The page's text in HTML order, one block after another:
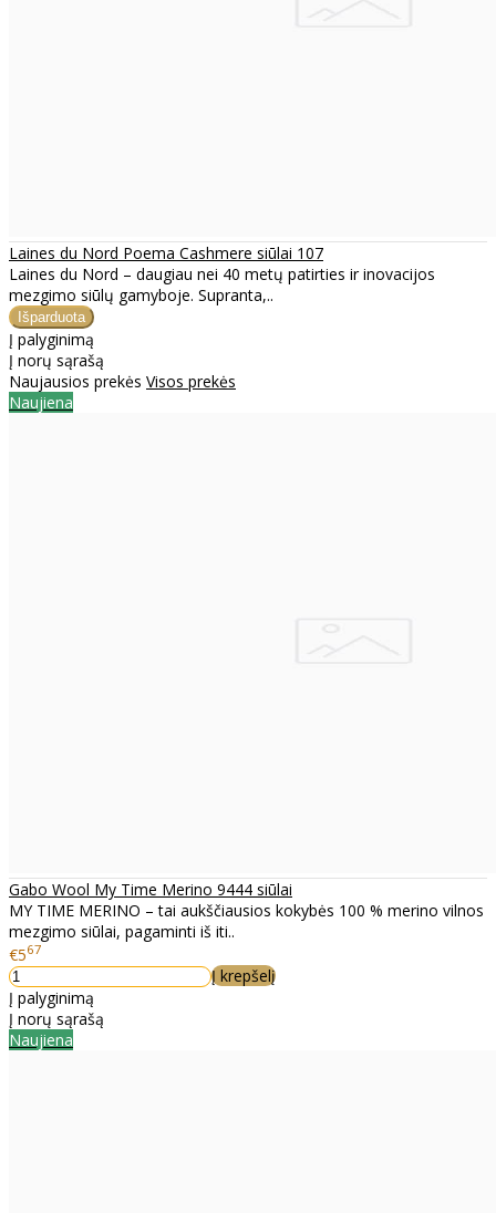
Laines du Nord Poema Cashmere siūlai 107
Laines du Nord – daugiau nei 40 metų patirties ir inovacijos
mezgimo siūlų gamyboje. Supranta,..
Į palyginimą
Į norų sąrašą
Naujausios prekės Visos prekės
Naujiena
Gabo Wool My Time Merino 9444 siūlai
MY TIME MERINO – tai aukščiausios kokybės 100 % merino vilnos
mezgimo siūlai, pagaminti iš iti..
€567
Į krepšelį
Į palyginimą
Į norų sąrašą
Naujiena